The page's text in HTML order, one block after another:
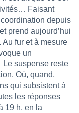
Faisant
coordination depuis
prend aujourd’hui
Au fur et à mesure
un
Le suspense reste
Où, quand,
qui subsistent à
les réponses
19 h, en la